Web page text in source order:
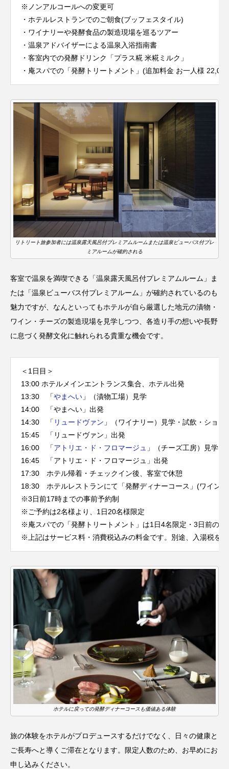
※ノンアルコールへの変更可
・ホテルレストランでのご朝食(ブッフェスタイル)
・ワイナリーや発酵食品の製造現場を巡るツアー
・温泉アドバイザーによる温泉入浴指南書
・客室内での発酵ドリンク「プラス糀 米糀ミルク」
・庵スパでの「発酵トリートメント」(追加料金 お一人様
リトリート旅参加者には温泉露天風呂付プレミアムルームまたは温泉ビューバス付プレ
ミアルームが確約される
客室で温泉を満喫できる「温泉露天風呂付プレミアムルーム」ま
たは「温泉ビューバス付プレミアルーム」が確約されているのも
魅力ですが、なんといってもホテルが自ら厳選した地元の漬物・
ワイン・チーズの製造現場を見学しつつ、各造り手の想いや長野
に息づく発酵文化に触れられる貴重な機会です。
＜1日目＞
13:00 ホテルメインエントランス集合、ホテル出発
13:30 「やまへい 」（漬物工場）見学
14:00 「やまへい」出発
14:30 「 リュードヴァン 」（ワイナリー）見学・試飲・ショッ
15:45 「リュードヴァン」出発
16:00 「アトリエ・ド・フロマージュ 」（チーズ工房）見学
16:45 「アトリエ・ド・フロマージュ」出発
17:30 ホテル帰着・チェックイン後、客室で休憩
18:30 ホテルレストランにて「発酵ディナーコース」(ワイン
※3日前17時までの事前予約制
※ご予約は2名様より、1日20名様限定
※庵スパでの「発酵トリートメント」は1日4名限定・3日前の事
※上記はサービス料・消費税込みの料金です。別途、入湯税を
ホテルに戻っての発酵ディナーコースも価値ある体験
旅の体験をホテルがプロデュースするだけでなく、日々の健康と
ご長寿へと導くご滞在となります。限定人数のため、お早めにお
申し込みください。